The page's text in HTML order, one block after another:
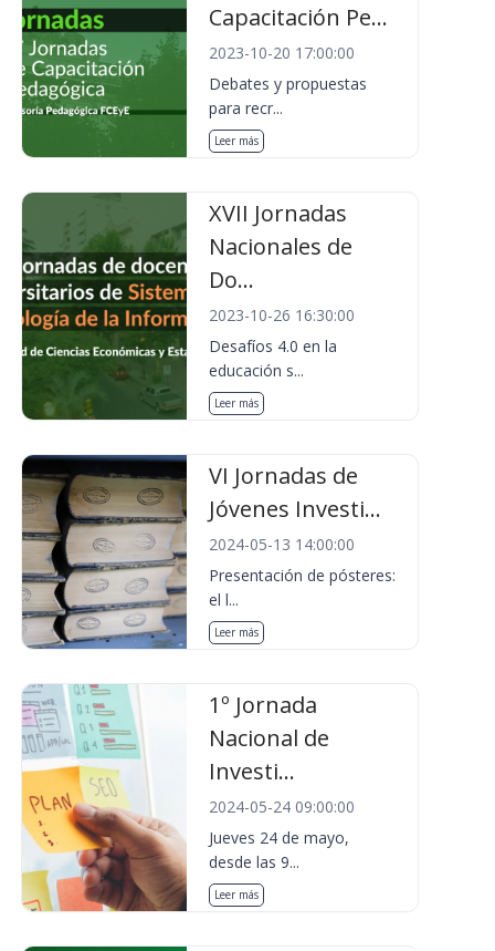
Capacitación Pe...
2023-10-20 17:00:00
Debates y propuestas
para recr...
Leer más
XVII Jornadas
Nacionales de
Do...
2023-10-26 16:30:00
Desafíos 4.0 en la
educación s...
Leer más
VI Jornadas de
Jóvenes Investi...
2024-05-13 14:00:00
Presentación de pósteres:
el l...
Leer más
1º Jornada
Nacional de
Investi...
2024-05-24 09:00:00
Jueves 24 de mayo,
desde las 9...
Leer más